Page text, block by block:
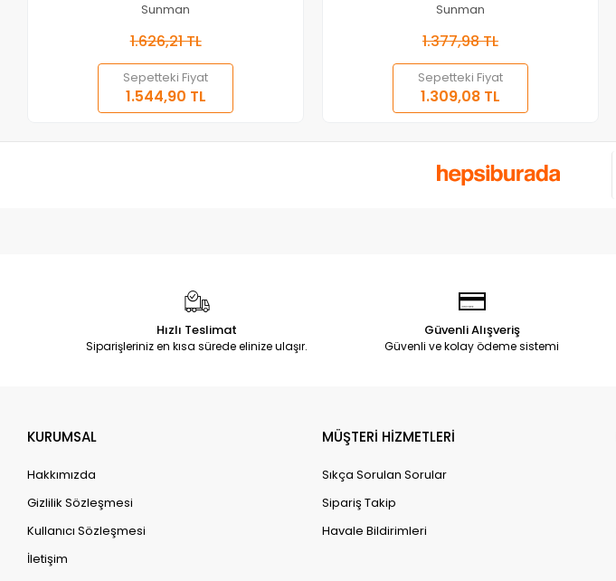
Sunman
1.626,21 TL
Sepetteki Fiyat
1.544,90 TL
Sunman
1.377,98 TL
Sepetteki Fiyat
1.309,08 TL
Hızlı Teslimat
Siparişleriniz en kısa sürede elinize ulaşır.
Güvenli Alışveriş
Güvenli ve kolay ödeme sistemi
KURUMSAL
Hakkımızda
Gizlilik Sözleşmesi
Kullanıcı Sözleşmesi
İletişim
MÜŞTERİ HİZMETLERİ
Sıkça Sorulan Sorular
Sipariş Takip
Havale Bildirimleri